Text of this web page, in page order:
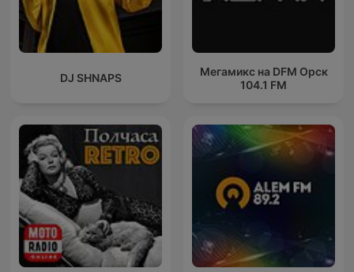
DJ SHNAPS
Мегамикс на DFM Орск
104.1 FM